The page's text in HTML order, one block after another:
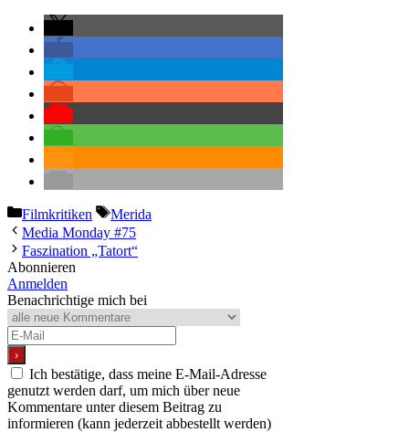
Kategorien
Filmkritiken Schlagwörter
Merida
Media Monday #75
Faszination „Tatort“
Abonnieren
Anmelden
Benachrichtige mich bei
Ich bestätige, dass meine E-Mail-Adresse
genutzt werden darf, um mich über neue
Kommentare unter diesem Beitrag zu
informieren (kann jederzeit abbestellt werden)